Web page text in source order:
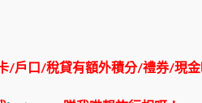
/戶口/稅貸有額外積分/禮券/現金